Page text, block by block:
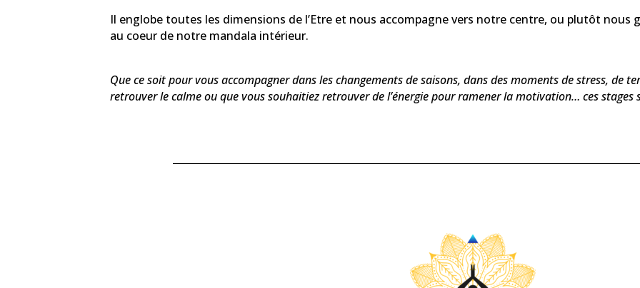
Il englobe toutes les dimensions de l’Etre et nous accompagne vers notre centre, ou plutôt nous
au coeur de notre mandala intérieur.
Que ce soit pour vous accompagner dans les changements de saisons, dans des moments de stress, de
retrouver le calme ou que vous souhaitiez retrouverde l’énergie pour ramener la motivation… ces